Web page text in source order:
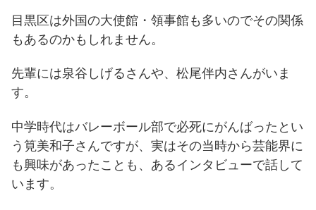
目黒区は外国の大使館・領事館も多いのでその関係
もあるのかもしれません。
先輩には泉谷しげるさんや、松尾伴内さんがいま
す。
中学時代はバレーボール部で必死にがんばったとい
う筧美和子さんですが、実はその当時から芸能界に
も興味があったことも、あるインタビューで話して
います。